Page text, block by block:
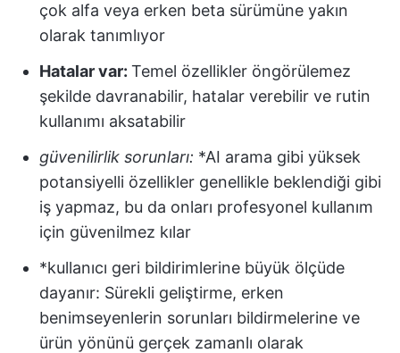
çok alfa veya erken beta sürümüne yakın
olarak tanımlıyor
Hatalar var: Temel özellikler öngörülemez
şekilde davranabilir, hatalar verebilir ve rutin
kullanımı aksatabilir
güvenilirlik sorunları: *AI arama gibi yüksek
potansiyelli özellikler genellikle beklendiği gibi
iş yapmaz, bu da onları profesyonel kullanım
için güvenilmez kılar
*kullanıcı geri bildirimlerine büyük ölçüde
dayanır: Sürekli geliştirme, erken
benimseyenlerin sorunları bildirmelerine ve
ürün yönünü gerçek zamanlı olarak